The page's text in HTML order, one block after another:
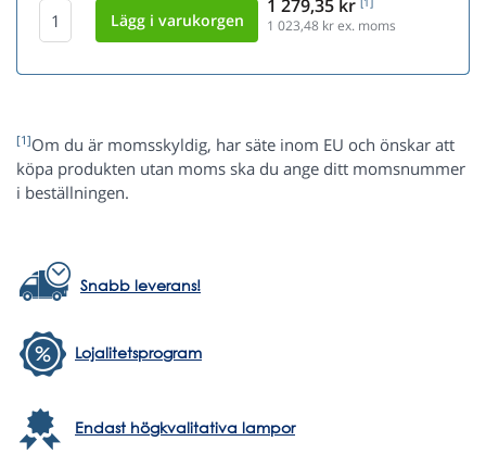
1 279,35 kr
1 023,48 kr ex. moms
[1]Om du är momsskyldig, har säte inom EU och önskar att
köpa produkten utan moms ska du ange ditt momsnummer
i beställningen.
Snabb leverans!
Lojalitetsprogram
Endast högkvalitativa lampor